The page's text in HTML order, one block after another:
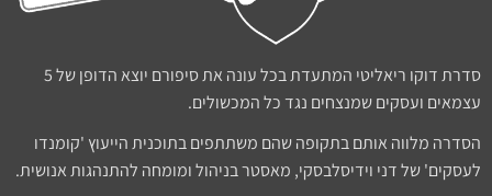
סדרת דוקו ריאליטי המתעדת בכל עונה את סיפורם יוצא הדופן של 5
עצמאים ועסקים שמנצחים נגד כל המכשולים.
הסדרה מלווה אותם בתקופה שהם משתתפים בתוכנית הייעוץ 'קומנדו
לעסקים' של דני וידיסלבסקי, מאסטר בניהול ומומחה להתנהגות אנושית.